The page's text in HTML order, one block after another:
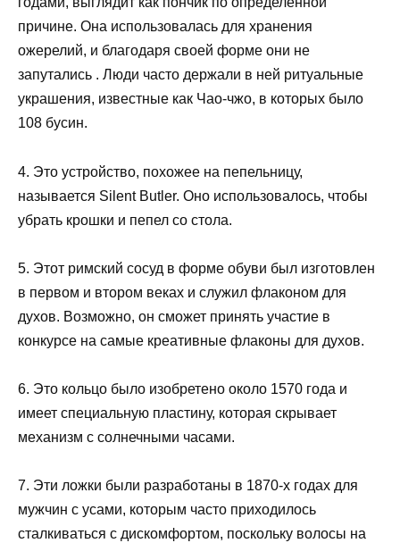
причине. Она использовалась для хранения
ожерелий, и благодаря своей форме они не
запутались . Люди часто держали в ней ритуальные
украшения, известные как Чао-чжо, в которых было
108 бусин.
4. Это устройство, похожее на пепельницу,
называется Silent Butler. Оно использовалось, чтобы
убрать крошки и пепел со стола.
5. Этот римский сосуд в форме обуви был изготовлен
в первом и втором веках и служил флаконом для
духов. Возможно, он сможет принять участие в
конкурсе на самые креативные флаконы для духов.
6. Это кольцо было изобретено около 1570 года и
имеет специальную пластину, которая скрывает
механизм с солнечными часами.
7. Эти ложки были разработаны в 1870-х годах для
мужчин с усами, которым часто приходилось
сталкиваться с дискомфортом, поскольку волосы на